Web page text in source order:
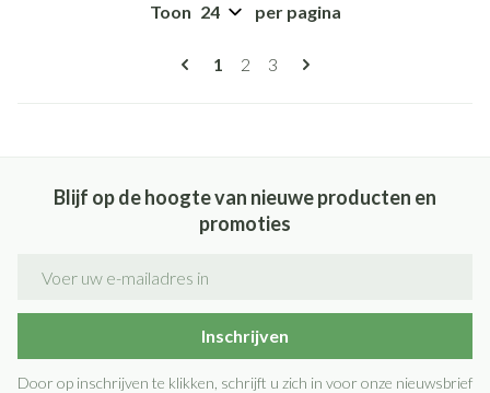
Pagina's
U lees momenteel pagina
1 Pagina
2 Pagina
3
Toon per pagina
Blijf op de hoogte van nieuwe producten en
promoties
Inschrijven
Door op inschrijven te klikken, schrijft u zich in voor onze nieuwsbrief